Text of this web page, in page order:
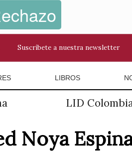
Suscríbete a nuestra newsletter
LIBROS
LID
Noya